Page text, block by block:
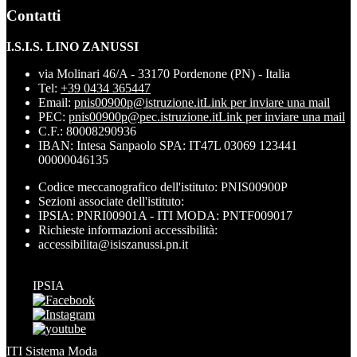
Contatti
I.S.I.S. LINO ZANUSSI
via Molinari 46/A - 33170 Pordenone (PN) - Italia
Tel: +39 0434 365447
Email: pnis00900p@istruzione.itLink per inviare una mail
PEC: pnis00900p@pec.istruzione.itLink per inviare una mail
C.F.: 80008290936
IBAN: Intesa Sanpaolo SPA: IT47L 03069 123441
00000046135
Codice meccanografico dell'istituto: PNIS00900P
Sezioni associate dell'istituto:
IPSIA: PNRI00901A - ITI MODA: PNTF009017
Richieste informazioni accessibilità:
accessibilita@isiszanussi.pn.it
IPSIA
ITI Sistema Moda